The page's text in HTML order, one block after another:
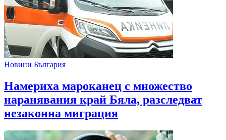
Новини България
Намериха мароканец с множество
наранявания край Бяла, разследват
незаконна миграция